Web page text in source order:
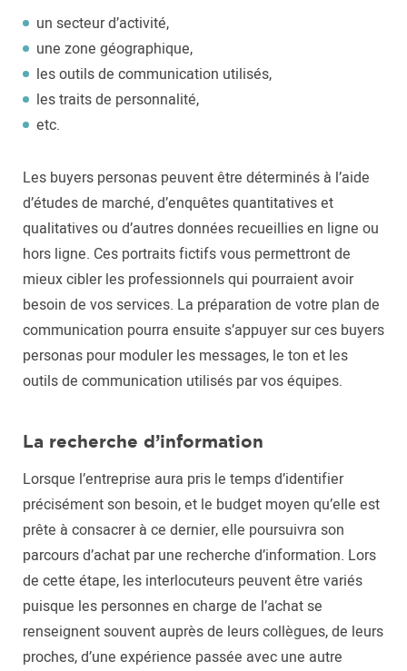
un secteur d’activité,
une zone géographique,
les outils de communication utilisés,
les traits de personnalité,
etc.
Les buyers personas peuvent être déterminés à l’aide
d’études de marché, d’enquêtes quantitatives et
qualitatives ou d’autres données recueillies en ligne ou
hors ligne. Ces portraits fictifs vous permettront de
mieux cibler les professionnels qui pourraient avoir
besoin de vos services. La préparation de votre plan de
communication pourra ensuite s’appuyer sur ces buyers
personas pour moduler les messages, le ton et les
outils de communication utilisés par vos équipes.
La recherche d’information
Lorsque l’entreprise aura pris le temps d’identifier
précisément son besoin, et le budget moyen qu’elle est
prête à consacrer à ce dernier, elle poursuivra son
parcours d’achat par une recherche d’information. Lors
de cette étape, les interlocuteurs peuvent être variés
puisque les personnes en charge de l’achat se
renseignent souvent auprès de leurs collègues, de leurs
proches, d’une expérience passée avec une autre